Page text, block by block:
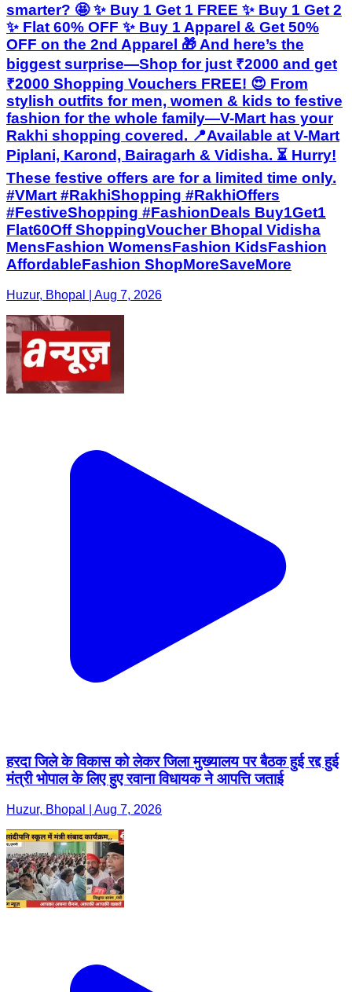
smarter? 🤩 ✨ Buy 1 Get 1 FREE ✨ Buy 1 Get 2
✨ Flat 60% OFF ✨ Buy 1 Apparel & Get 50%
OFF on the 2nd Apparel 🎁 And here’s the
biggest surprise—Shop for just ₹2000 and get
₹2000 Shopping Vouchers FREE! 😍 From
stylish outfits for men, women & kids to festive
fashion for the whole family—V-Mart has your
Rakhi shopping covered. 📍Available at V-Mart
Piplani, Karond, Bairagarh & Vidisha. ⏳ Hurry!
These festive offers are for a limited time only.
#VMart #RakhiShopping #RakhiOffers
#FestiveShopping #FashionDeals Buy1Get1
Flat60Off ShoppingVoucher Bhopal Vidisha
MensFashion WomensFashion KidsFashion
AffordableFashion ShopMoreSaveMore
Huzur, Bhopal | Aug 7, 2026
हरदा जिले के विकास को लेकर जिला मुख्यालय पर बैठक हुई रद्द हुई
मंत्री भोपाल के लिए हुए रवाना विधायक ने आपत्ति जताई
Huzur, Bhopal | Aug 7, 2026